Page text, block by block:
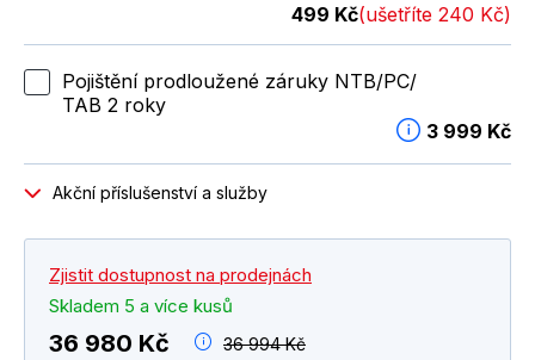
499 Kč(ušetříte 240 Kč)
Pojištění prodloužené záruky NTB/PC/
TAB 2 roky
3 999 Kč
Akční příslušenství a služby
Zjistit dostupnost na prodejnách
Skladem 5 a více kusů
36 980 Kč 36 994 Kč